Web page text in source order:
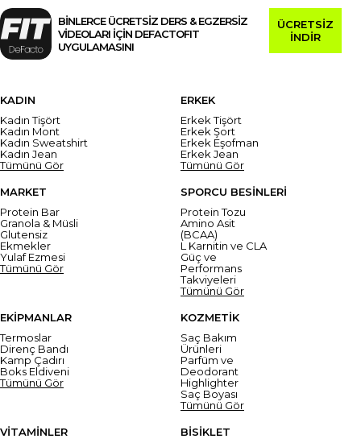
BİNLERCE ÜCRETSİZ DERS & EGZERSİZ
VİDEOLARI İÇİN DEFACTOFIT
UYGULAMASINI
ÜCRETSİZ
İNDİR
KADIN
Kadın Tişört
Kadın Mont
Kadın Sweatshirt
Kadın Jean
Tümünü Gör
ERKEK
Erkek Tişört
Erkek Şort
Erkek Eşofman
Erkek Jean
Tümünü Gör
MARKET
Protein Bar
Granola & Müsli
Glutensiz
Ekmekler
Yulaf Ezmesi
Tümünü Gör
SPORCU BESİNLERİ
Protein Tozu
Amino Asit
(BCAA)
L Karnitin ve CLA
Güç ve
Performans
Takviyeleri
Tümünü Gör
EKİPMANLAR
Termoslar
Direnç Bandı
Kamp Çadırı
Boks Eldiveni
Tümünü Gör
KOZMETİK
Saç Bakım
Ürünleri
Parfüm ve
Deodorant
Highlighter
Saç Boyası
Tümünü Gör
VİTAMİNLER
BİSİKLET